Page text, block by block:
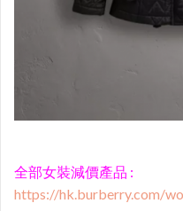
全部女裝減價產品 :
https://hk.burberry.com/